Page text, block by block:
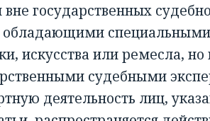
государственных
искусства или ремесла, но
судебными
деятельность лиц,